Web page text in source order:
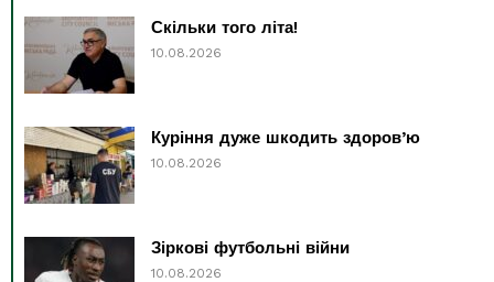
Скільки того літа!
10.08.2026
Куріння дуже шкодить здоров’ю
10.08.2026
Зіркові футбольні війни
10.08.2026